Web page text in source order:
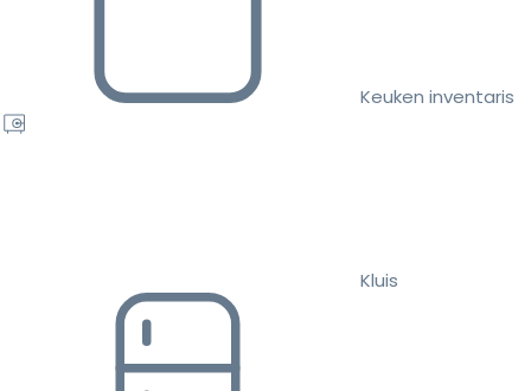
Keuken inventaris
Kluis